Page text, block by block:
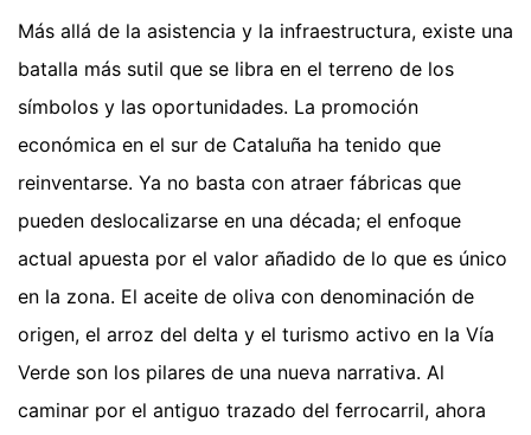
Más allá de la asistencia y la infraestructura, existe una
batalla más sutil que se libra en el terreno de los
símbolos y las oportunidades. La promoción
económica en el sur de Cataluña ha tenido que
reinventarse. Ya no basta con atraer fábricas que
pueden deslocalizarse en una década; el enfoque
actual apuesta por el valor añadido de lo que es único
en la zona. El aceite de oliva con denominación de
origen, el arroz del delta y el turismo activo en la Vía
Verde son los pilares de una nueva narrativa. Al
caminar por el antiguo trazado del ferrocarril, ahora